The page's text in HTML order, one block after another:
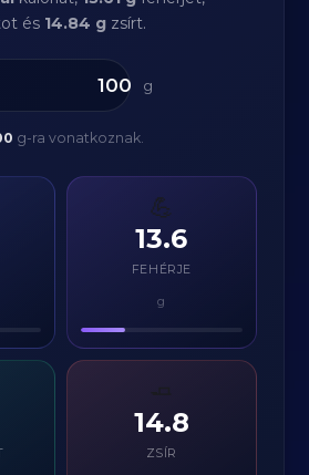
és 14.84 g zsírt.
g
g-ra vonatkoznak.
💪
13.6
FEHÉRJE
g
14.8
ZSÍR